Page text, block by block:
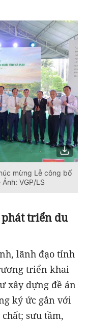
mừng Lễ công bố
VGP/LS
triển du
lãnh đạo tỉnh
triển khai
xây dựng đề án
ký ức gắn với
sưu tầm,